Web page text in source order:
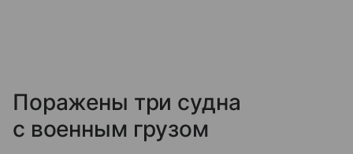
Поражены три судна
с военным грузом